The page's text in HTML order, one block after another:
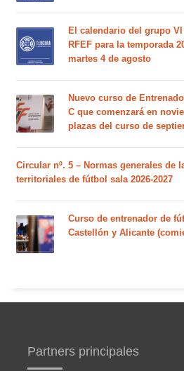
El calendario del grupo VI
RFEF para la temporada
martes 4 de agosto
Nuevo curso de
C que comenzará en
plazas del curso de
Circular nº. 5 – Normas generales de
territoriales de fútbol sala 2026-2027
Curso de entrenador de
Castellón y Alicante
Partners principales